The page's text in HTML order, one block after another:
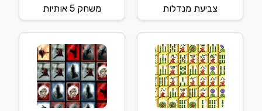
צביעת מנדלות משחק 5 אותיות